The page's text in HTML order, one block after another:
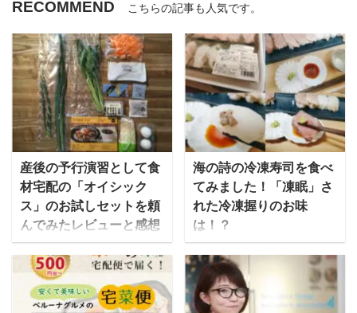
RECOMMEND こちらの記事も人気です。
産後の予行演習として食
材宅配の「オイシック
ス」のお試しセットを頼
んでみたレビューと感想
のですが、妊娠中や子ど
もが産まれたら、しばら
くは自転車に乗れなくな
海の詩の冷凍寿司を食べ
てみました！「凍眠」さ
れた冷凍握りのお味
は！？
られた冷凍寿司。今まで
とは違う「凍眠」という
技術で急速冷凍され、新